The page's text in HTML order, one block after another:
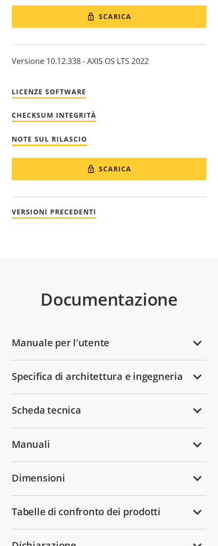
SCARICA
Versione 10.12.338 - AXIS OS LTS 2022
LICENZE SOFTWARE
CHECKSUM INTEGRITÀ
NOTE SUL RILASCIO
SCARICA
VERSIONI PRECEDENTI
Documentazione
Manuale per l'utente
Specifica di architettura e ingegneria
Scheda tecnica
Manuali
Dimensioni
Tabelle di confronto dei prodotti